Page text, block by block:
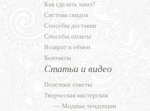
Как сделать заказ?
Система скидок
Способы доставки
Способы оплаты
Возврат и обмен
Контакты
Статьи и видео
Полезные советы
Творческая мастерская
— Модные тенденции